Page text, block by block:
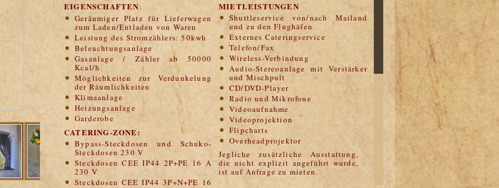
EIGENSCHAFTEN:
Geräumiger Platz für Lieferwagen
zum Laden/Entladen von Waren
Leistung des Stromzählers: 50kwh
Beleuchtungsanlage
Gasanlage / Zähler ab 50000
Kcal/h
Möglichkeiten zur Verdunkelung
der Räumlichkeiten
Klimaanlage
Heizungsanlage
Garderobe
CATERING-ZONE:
Bypass-Steckdosen und Schuko-
Steckdosen 230 V
Steckdosen CEE IP44 2P+PE 16 A
230 V
Steckdosen CEE IP44 3P+N+PE 16
MIETLEISTUNGEN
Shuttleservice von/nach Mailand
und zu den Flughäfen
Externes Cateringservice
Telefon/Fax
Wireless-Verbindung
Audio-Stereoanlage mit Verstärker
und Mischpult
CD/DVD-Player
Radio und Mikrofone
Videoaufnahme
Videoprojektion
Flipcharts
Overheadprojektor
Jegliche zusätzliche Ausstattung,
die nicht explizit angeführt wurde,
ist auf Anfrage zu mieten.